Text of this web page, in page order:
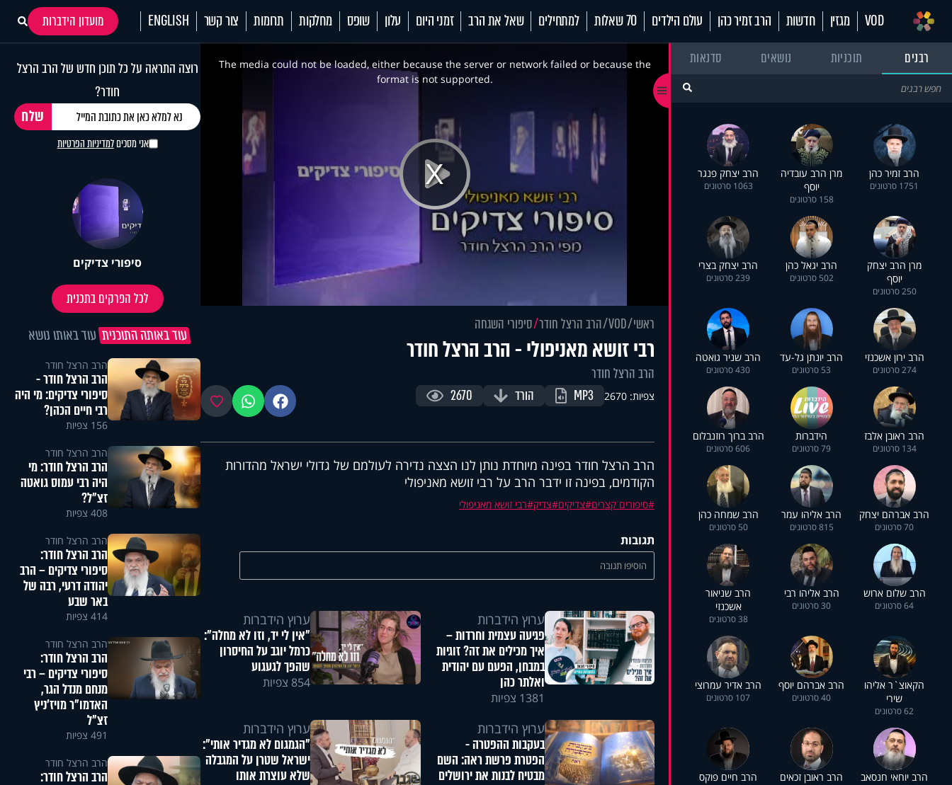
VOD מגזין חדשות הרב זמיר כהן עולם הילדים 70 שאלות למתחילים שאל את הרב זמני היום עלון שופס מחלקות תרומות צור קשר ENGLISH
מועדון הידברות
רבנים
תוכניות נושאים סדנאות
הרב זמיר כהן
1751 סרטונים
מרן הרב עובדיה
יוסף
158 סרטונים
הרב יצחק פנגר
1063 סרטונים
מרן הרב יצחק
יוסף
250 סרטונים
הרב יגאל כהן
502 סרטונים
הרב יצחק בצרי
239 סרטונים
הרב ירון אשכנזי
274 סרטונים
הרב יונתן גל-עד
53 סרטונים
הרב שניר גואטה
430 סרטונים
הרב ראובן אלבז
134 סרטונים
הידברות
79 סרטונים
הרב ברוך רוזנבלום
606 סרטונים
הרב אברהם יצחק
70 סרטונים
הרב אליהו עמר
815 סרטונים
הרב שמחה כהן
50 סרטונים
הרב שלום ארוש
64 סרטונים
הרב אליהו רבי
30 סרטונים
הרב שניאור
אשכנזי
38 סרטונים
הקאוצ`ר אליהו
שירי
62 סרטונים
הרב אברהם יוסף
40 סרטונים
הרב אדיר עמרוצי
107 סרטונים
הרב יוחאי חנסאב הרב ראובן זכאים הרב חיים פוקס
Play
Video
This
modalThe media could not be loaded, either because the server or network failed or because the
format is not supported.
ראשי VOD הרב הרצל חודר סיפורי השגחה
רבי זושא מאניפולי - הרב הרצל חודר
הרב הרצל חודר
צפיות: 2670 MP3 הורד 2670 פייסבוקווטסאפ מועדפים
הרב הרצל חודר בפינה מיוחדת נותן לנו הצצה נדירה לעולמם של גדולי ישראל מהדורות
הקודמים, בפינה זו ידבר הרב על רבי זושא מאניפולי
סיפורים קצרים צדיקים צדיק רבי זושא מאניפולי
תגובות
הוסיפו תגובה
ערוץ הידברות
פגיעה עצמית וחרדות –
איך מכילים את זה? זוגיות
במבחן, הפעם עם יהודית
ואלתר כהן
1381 צפיות
ערוץ הידברות
"אין לי יד, וזו לא מחלה":
כרמל יוגב על החיסרון
שהפך לגעגוע
854 צפיות
ערוץ הידברות
בעקבות ההפטרה -
הפטרת פרשת ראה: השם
מבטיח לבנות את ירושלים
ערוץ הידברות
"הגמגום לא מגדיר אותי":
ישראל שטרן על המגבלה
שלא עוצרת אותו
רוצה התראה על כל תוכן חדש של הרב הרצל
חודר?
אני מסכיםלמדיניות הפרטיות
סיפורי צדיקים
לכל הפרקים בתכנית
עוד באותה התוכנית עוד באותו נושא
הרב הרצל חודר
הרב הרצל חודר -
סיפורי צדיקים: מי היה
רבי חיים הכהן?
156 צפיות
הרב הרצל חודר
הרב הרצל חודר: מי
היה רבי עמוס גואטה
זצ"ל?
408 צפיות
הרב הרצל חודר
הרב הרצל חודר:
סיפורי צדיקים – הרב
יהודה דרעי, רבה של
באר שבע
414 צפיות
הרב הרצל חודר
הרב הרצל חודר:
סיפורי צדיקים – רבי
מנחם מנדל הגר,
האדמו"ר מויז'ניץ
זצ"ל
491 צפיות
הרב הרצל חודר
הרב הרצל חודר: